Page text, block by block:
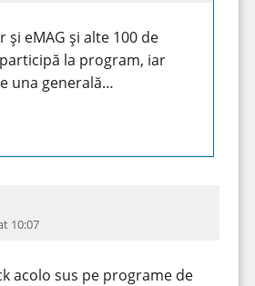
și eMAG și alte 100 de
la program, iar
una generală…
10:07
acolo sus pe programe de